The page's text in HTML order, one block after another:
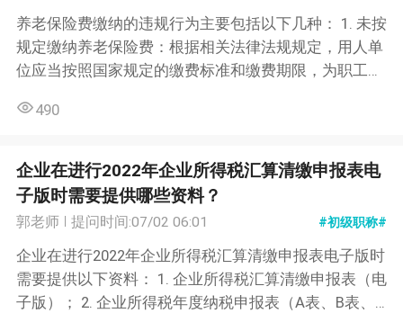
养老保险费缴纳的违规行为主要包括以下几种： 1. 未按
规定缴纳养老保险费：根据相关法律法规规定，用人单
位应当按照国家规定的缴费标准和缴费期限，为职工缴
费，则属于违规行为。 2. 未按时足额缴纳养老保险费：
地为职工缴纳养老保险费。如果用人单位未按时足额缴
纳养老保险费，则属于违规行为。 3. 虚报、少报、漏报
职工工资：用人单位应当按照职工实际工资基数缴纳养
老保险费。如果用人单位虚报、少报、漏报职工工资，
导致缴纳的养老保险费不足，则属于违规行为。 4. 恶意
逃避养老保险费缴纳：用人单位如果故意逃避养老保险
费的缴纳，或采取欺诈、隐瞒等手段逃避缴纳养老保险
490
企业在进行2022年企业所得税汇算清缴申报表电
子版时需要提供哪些资料？
郭老师 提问时间:07/02 06:01 #初级职称#
企业在进行2022年企业所得税汇算清缴申报表电子版时
需要提供以下资料： 1. 企业所得税汇算清缴申报表（电
子版）； 2. 企业所得税年度纳税申报表（A表、B表、C